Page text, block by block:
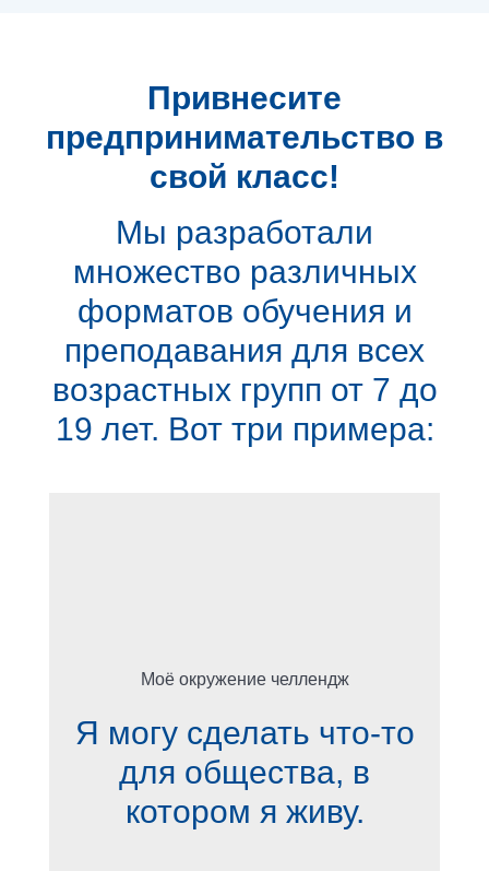
Привнесите
предпринимательство в
свой класс!
Мы разработали
множество различных
форматов обучения и
преподавания для всех
возрастных групп от 7 до
19 лет. Вот три примера:
Моё окружение челлендж
Я могу сделать что-то
для общества, в
котором я живу.